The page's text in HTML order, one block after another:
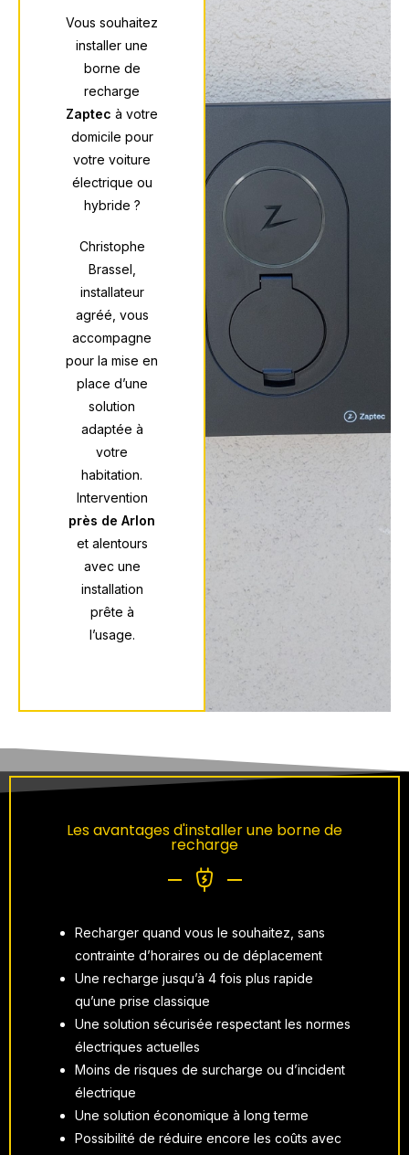
Vous souhaitez
installer une
borne de
recharge
Zaptec à votre
domicile pour
votre voiture
électrique ou
hybride ?
Christophe
Brassel,
installateur
agréé, vous
accompagne
pour la mise en
place d’une
solution
adaptée à
votre
habitation.
Intervention
près de Arlon
et alentours
avec une
installation
prête à
l’usage.
Les avantages d'installer une borne de
recharge
Recharger quand vous le souhaitez, sans
contrainte d’horaires ou de déplacement
Une recharge jusqu’à 4 fois plus rapide
qu’une prise classique
Une solution sécurisée respectant les normes
électriques actuelles
Moins de risques de surcharge ou d’incident
électrique
Une solution économique à long terme
Possibilité de réduire encore les coûts avec